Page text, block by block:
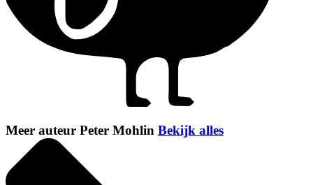
Meer auteur Peter Mohlin Bekijk alles